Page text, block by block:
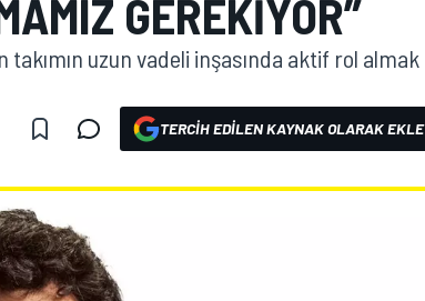
GEREKIYOR”
takımın uzun vadeli inşasında aktif rol almak
TERCIH EDILEN KAYNAK OLARAK EKLE